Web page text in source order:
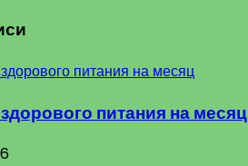
питания на месяц